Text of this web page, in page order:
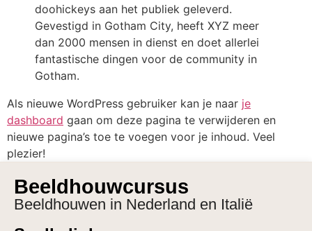
doohickeys aan het publiek geleverd.
Gevestigd in Gotham City, heeft XYZ meer
dan 2000 mensen in dienst en doet allerlei
fantastische dingen voor de community in
Gotham.
Als nieuwe WordPress gebruiker kan je naar je
dashboard gaan om deze pagina te verwijderen en
nieuwe pagina’s toe te voegen voor je inhoud. Veel
plezier!
Beeldhouwcursus
Beeldhouwen in Nederland en Italië